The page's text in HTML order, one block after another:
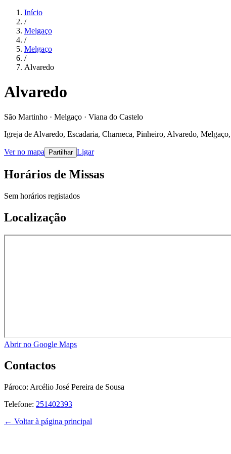
Início
/
Melgaço
/
Melgaço
/
Alvaredo
Alvaredo
São Martinho · Melgaço · Viana do Castelo
Igreja de Alvaredo, Escadaria, Charneca, Pinheiro, Alvaredo,
Ver no mapa Partilhar Ligar
Horários de Missas
Sem horários registados
Localização
Abrir no Google Maps
Contactos
Pároco: Arcélio José Pereira de Sousa
Telefone: 251402393
← Voltar à página principal